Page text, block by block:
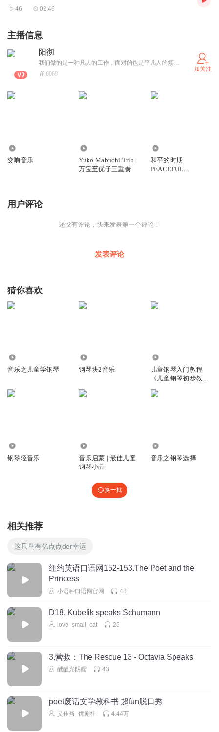
46 02:46
主播信息
阳彻
我们做的是一种凡人的工作，面对的也是平凡人的烦恼。与我们相伴的，是风、沙、星辰、黑夜和大海。我们等待黎明的到来，如同园丁期盼春天的降临。我们渴望下一个停靠站是一片安全的土地，在星云中探索着真相。
6069
加关注
交响音乐
Yuko Mabuchi Trio
万宝至优子三重奏
和平的时期
PEACEFUL
用户评论
还没有评论，快来发表第一个评论！
发表评论
猜你喜欢
音乐之儿童学钢琴 钢琴块2音乐
儿童钢琴入门教程
《儿童钢琴初步教
钢琴轻音乐
音乐启蒙 | 最佳儿童
钢琴小品
音乐之钢琴选择
换一批
相关推荐
这只鸟有亿点点der幸运
纽约英语口语网152-153.The Poet and the
Princess
小语种口语网官网 48
D18. Kubelik speaks Schumann
love_small_cat 26
3.营救：The Rescue 13 - Octavia Speaks
醺醺光阴醹 43
poet废话文学教科书 超fun脱口秀
艾佳裕_优剧社 4.44万